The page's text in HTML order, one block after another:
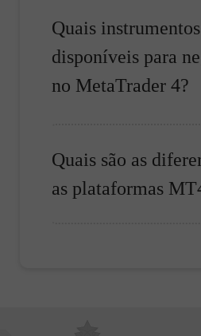
Quais
disponíveis para
no MetaTrader 4?
Quais são as
as plataformas